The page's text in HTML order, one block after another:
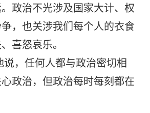
政治不光涉及国家大计、权
，也关涉我们每个人的衣食
喜怒哀乐。
任何人都与政治密切相
政治，但政治每时每刻都在